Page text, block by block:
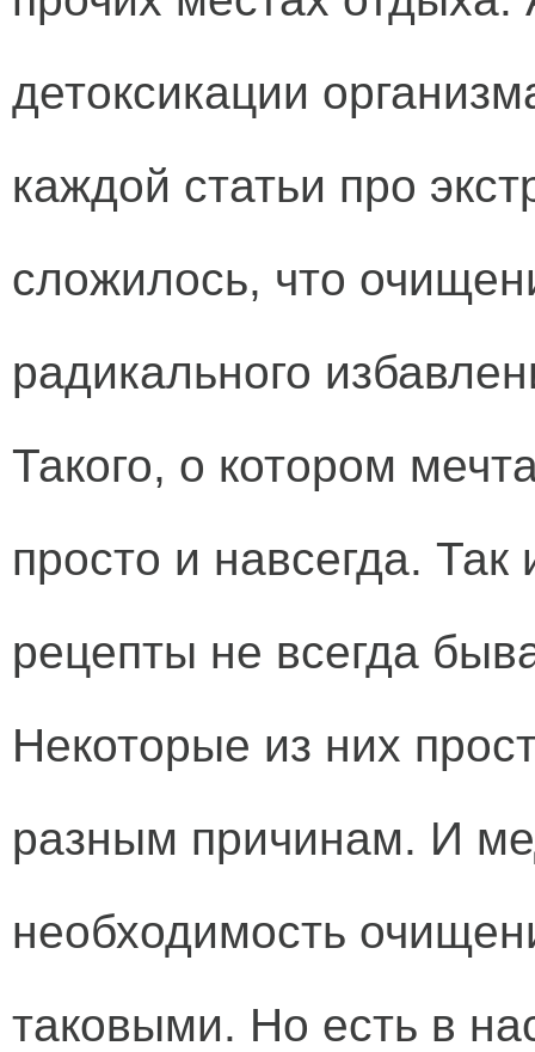
детоксикации
каждой статьи про
сложилось, что
радикального
Такого, о котором
просто и навсегда.
рецепты не всегда
Некоторые из них
разным причинам. И
необходимость
таковыми. Но есть в